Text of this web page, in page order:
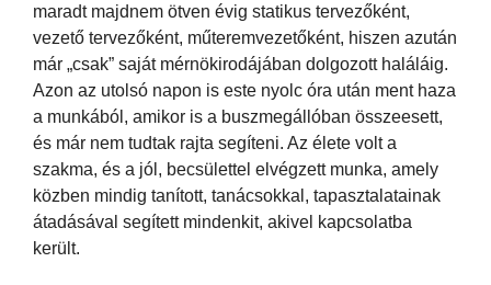
maradt majdnem ötven évig statikus tervezőként,
vezető tervezőként, műteremvezetőként, hiszen azután
már „csak” saját mérnökirodájában dolgozott haláláig.
Azon az utolsó napon is este nyolc óra után ment haza
a munkából, amikor is a buszmegállóban összeesett,
és már nem tudtak rajta segíteni. Az élete volt a
szakma, és a jól, becsülettel elvégzett munka, amely
közben mindig tanított, tanácsokkal, tapasztalatainak
átadásával segített mindenkit, akivel kapcsolatba
került.